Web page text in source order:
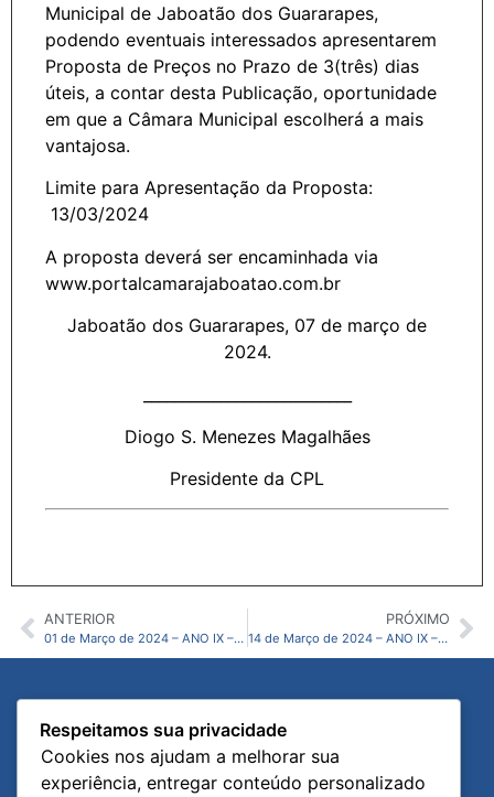
Municipal de Jaboatão dos Guararapes,
podendo eventuais interessados apresentarem
Proposta de Preços no Prazo de 3(três) dias
úteis, a contar desta Publicação, oportunidade
em que a Câmara Municipal escolherá a mais
vantajosa.
Limite para Apresentação da Proposta:
13/03/2024
A proposta deverá ser encaminhada via
www.portalcamarajaboatao.com.br
Jaboatão dos Guararapes, 07 de março de
2024.
Diogo S. Menezes Magalhães
Presidente da CPL
ANTERIOR
01 de Março de 2024 – ANO IX – N05 CMJG
PRÓXIMO
14 de Março de 2024 – ANO IX – N07 CMJG
Links Úteis
Portal Institucional
Portal da Transparência
Diário Oficial
Página Inicial
Publicações Oficiais
Respeitamos sua privacidade
Cookies nos ajudam a melhorar sua
experiência, entregar conteúdo personalizado